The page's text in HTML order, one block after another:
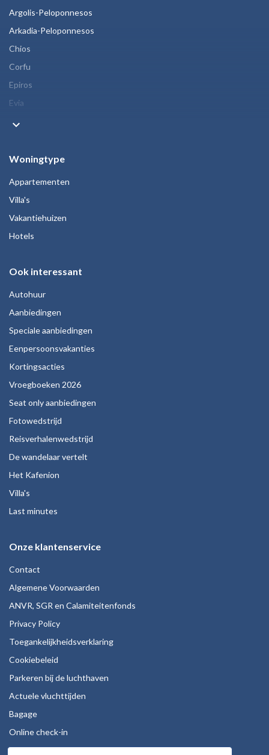
Argolis-Peloponnesos
Arkadia-Peloponnesos
Chios
Corfu
Epiros
Evia
keyboard_arrow_down
Woningtype
Appartementen
Villa's
Vakantiehuizen
Hotels
Ook interessant
Autohuur
Aanbiedingen
Speciale aanbiedingen
Eenpersoonsvakanties
Kortingsacties
Vroegboeken 2026
Seat only aanbiedingen
Fotowedstrijd
Reisverhalenwedstrijd
De wandelaar vertelt
Het Kafenion
Villa's
Last minutes
Onze klantenservice
Contact
Algemene Voorwaarden
ANVR, SGR en Calamiteitenfonds
Privacy Policy
Toegankelijkheidsverklaring
Cookiebeleid
Parkeren bij de luchthaven
Actuele vluchttijden
Bagage
Online check-in
Stoelreservering